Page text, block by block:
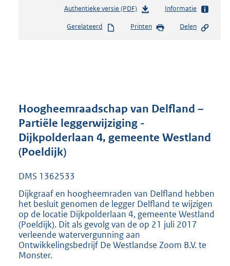
Authentieke versie (PDF)b
s
r
o
t
1
5
K
b
Informatie
Gerelateerd Printen Delen
Hoogheemraadschap van Delfland –
Partiële leggerwijziging -
Dijkpolderlaan 4, gemeente Westland
(Poeldijk)
DMS 1362533
Dijkgraaf en hoogheemraden van Delfland hebben
het besluit genomen de legger Delfland te wijzigen
op de locatie Dijkpolderlaan 4, gemeente Westland
(Poeldijk). Dit als gevolg van de op 21 juli 2017
verleende watervergunning aan
Ontwikkelingsbedrijf De Westlandse Zoom B.V. te
Monster.